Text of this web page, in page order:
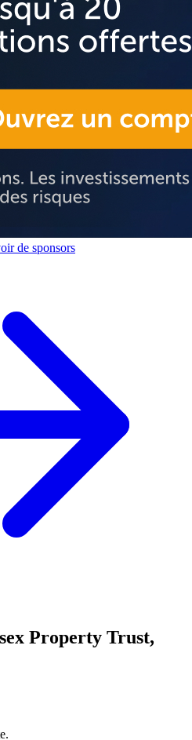
de sponsors
Property Trust,